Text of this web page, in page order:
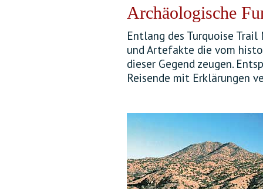
Archäologische
Entlang des Turquoise
und Artefakte die vom
dieser Gegend zeugen.
Reisende mit Erklärungen